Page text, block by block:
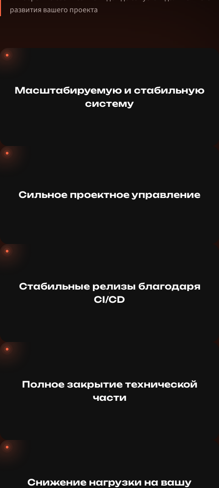
развития вашего проекта
Масштабируемую и стабильную
систему
Сильное проектное управление
Стабильные релизы благодаря
CI/CD
Полное закрытие технической
части
Снижение нагрузки на вашу